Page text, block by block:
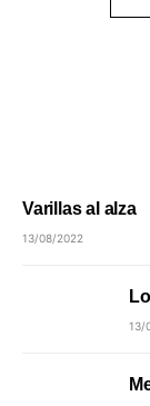
Varillas al alza
13/08/2022
13/